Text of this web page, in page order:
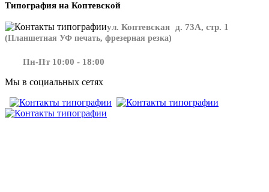
Типография на Коптевской
ул. Коптевская д. 73А, стр. 1
(Планшетная УФ печать, фрезерная резка)
Пн-Пт 10:00 - 18:00
Мы в социальных сетях